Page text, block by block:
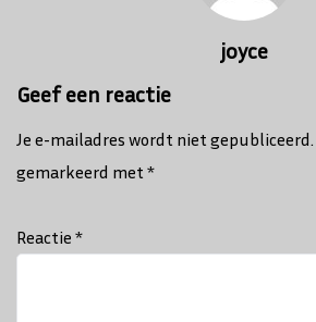
joyce
Geef een reactie
Je e-mailadres wordt niet gepubliceerd.
gemarkeerd met *
Reactie *